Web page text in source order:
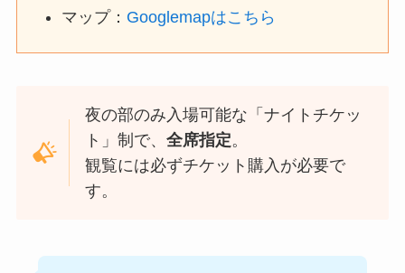
マップ： Googlemapはこちら
夜の部のみ入場可能な「ナイトチケッ
ト」制で、全席指定。
観覧には必ずチケット購入が必要で
す。